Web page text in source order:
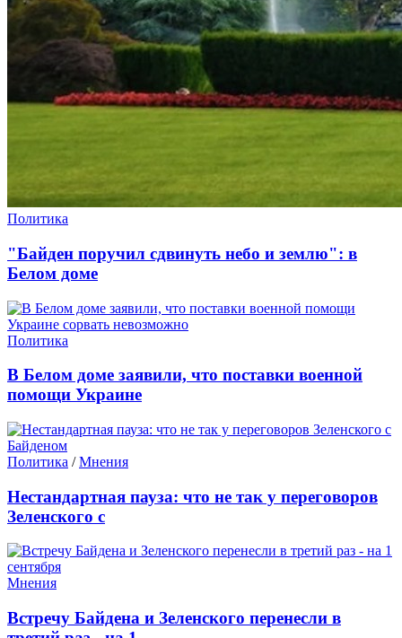
Политика
"Байден поручил сдвинуть небо и землю": в
Белом доме
Политика
В Белом доме заявили, что поставки военной
помощи Украине
Политика /Мнения
Нестандартная пауза: что не так у переговоров
Зеленского с
Мнения
Встречу Байдена и Зеленского перенесли в